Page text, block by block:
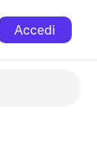
Accedi